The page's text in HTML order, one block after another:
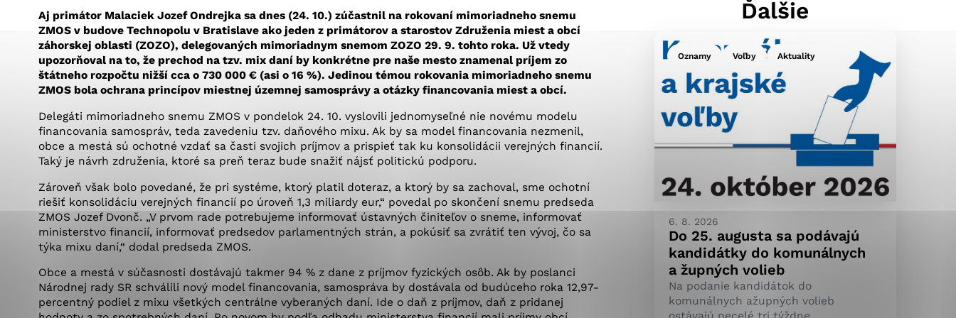
Sčítanie obyvateľov, domov a bytov
2021
Separovaný zber v meste
Aj primátor Malaciek Jozef Ondrejka sa dnes (24. 10.) zúčastnil na rokovaní mimoriadneho snemu
ZMOS v budove Technopolu v Bratislave ako jeden z primátorov a starostov Združenia miest a obcí
záhorskej oblasti (ZOZO), delegovaných mimoriadnym snemom ZOZO 29. 9. tohto roka. Už vtedy
upozorňoval na to, že prechod na tzv. mix daní by konkrétne pre naše mesto znamenal príjem zo
štátneho rozpočtu nižší cca o 730 000 € (asi o 16 %). Jedinou témou rokovania mimoriadneho snemu
ZMOS bola ochrana princípov miestnej územnej samosprávy a otázky financovania miest a obcí.
Delegáti mimoriadneho snemu ZMOS v pondelok 24. 10. vyslovili jednomyseľné nie novému modelu
financovania samospráv, teda zavedeniu tzv. daňového mixu. Ak by sa model financovania nezmenil,
obce a mestá sú ochotné vzdať sa časti svojich príjmov a prispieť tak ku konsolidácii verejných financií.
Taký je návrh združenia, ktoré sa preň teraz bude snažiť nájsť politickú podporu.
Zároveň však bolo povedané, že pri systéme, ktorý platil doteraz, a ktorý by sa zachoval, sme ochotní
riešiť konsolidáciu verejných financií po úroveň 1,3 miliardy eur,“ povedal po skončení snemu predseda
ZMOS Jozef Dvonč. „V prvom rade potrebujeme informovať ústavných činiteľov o sneme, informovať
ministerstvo financií, informovať predsedov parlamentných strán, a pokúsiť sa zvrátiť ten vývoj, čo sa
týka mixu daní,“ dodal predseda ZMOS.
Obce a mestá v súčasnosti dostávajú takmer 94 % z dane z príjmov fyzických osôb. Ak by poslanci
Národnej rady SR schválili nový model financovania, samospráva by dostávala od budúceho roka 12,97-
percentný podiel z mixu všetkých centrálne vyberaných daní. Ide o daň z príjmov, daň z pridanej
Ďalšie
Oznamy Voľby Aktuality
6. 8. 2026
Do 25. augusta sa podávajú
kandidátky do komunálnych
a župných volieb
Na podanie kandidátok do
komunálnych ažupných volieb
Technické cookies
Technické súbory cookie sú pre prevádzku nevyhnutné a pomáhajú urobiť webové stránky uplatniteľnými
tým, že umožňujú základné funkcie, ako je navigácia na stránke a prístup k zabezpečeným oblastiam webovej
stránky. Bez týchto súborov cookie nemôže web správne fungovať.
Analytické cookies
Analytické cookies pomáhajú prevádzkovateľovi stránok pochopiť, ako návštevníci stránok stránku používajú,
aby mohol stránky optimalizovať a ponúknuť im lepšiu skúsenosť. Všetky dáta sa zbierajú anonymne a nie je
možné ich spojiť s konkrétnou osobou.
Povoliť všetko Uložiť nastavenia Viac informácií